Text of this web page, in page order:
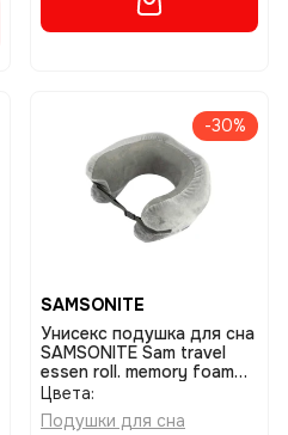
-30%
SAMSONITE
Унисекс подушка для сна
SAMSONITE Sam travel
essen roll. memory foam
pillow grey
Цвета:
Подушки для сна